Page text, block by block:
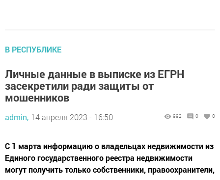
В РЕСПУБЛИКЕ
Личные данные в выписке из ЕГРН
засекретили ради защиты от
мошенников
admin, 14 апреля 2023 - 16:50 992 0 0
С 1 марта информацию о владельцах недвижимости из
Единого государственного реестра недвижимости
могут получить только собственники, правоохранители,